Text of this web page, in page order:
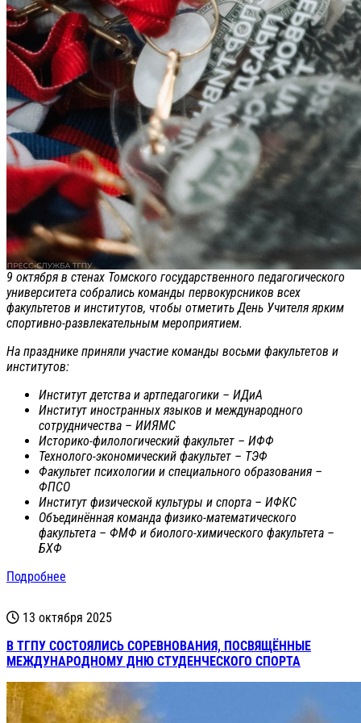
9 октября в стенах Томского государственного педагогического
университета собрались команды первокурсников всех
факультетов и институтов, чтобы отметить День Учителя ярким
спортивно-развлекательным мероприятием.
На празднике приняли участие команды восьми факультетов и
институтов:
Институт детства и артпедагогики – ИДиА
Институт иностранных языков и международного
сотрудничества – ИИЯМС
Историко-филологический факультет – ИФФ
Технолого-экономический факультет – ТЭФ
Факультет психологии и специального образования –
ФПСО
Институт физической культуры и спорта – ИФКС
Объединённая команда физико-математического
факультета – ФМФ и биолого-химического факультета –
БХФ
Подробнее
13 октября 2025
В ТГПУ СОСТОЯЛИСЬ СОРЕВНОВАНИЯ, ПОСВЯЩЁННЫЕ
МЕЖДУНАРОДНОМУ ДНЮ СТУДЕНЧЕСКОГО СПОРТА